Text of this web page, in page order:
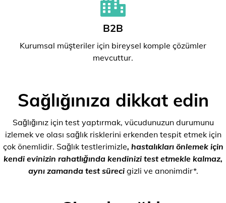
B2B
Kurumsal müşteriler için bireysel komple çözümler
mevcuttur.
Sağlığınıza dikkat edin
Sağlığınız için test yaptırmak, vücudunuzun durumunu
izlemek ve olası sağlık risklerini erkenden tespit etmek için
çok önemlidir. Sağlık testlerimizle, hastalıkları önlemek için
kendi evinizin rahatlığında kendinizi test etmekle kalmaz,
aynı zamanda test süreci gizli ve anonimdir*.